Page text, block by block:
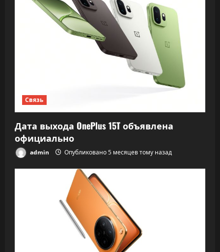
Связь
Дата выхода OnePlus 15T объявлена
официально
admin Опубликовано 5 месяцев тому назад